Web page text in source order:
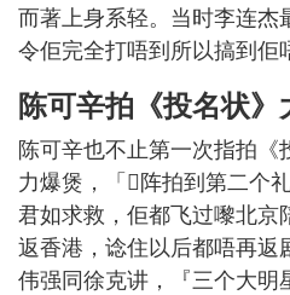
而著上身系轻。当时李连杰
令佢完全打唔到所以搞到佢
陈可辛拍《投名状》
陈可辛也不止第一次指拍《
力爆煲，「𠮶阵拍到第二个
君如求救，佢都飞过嚟北京
返香港，谂住以后都唔再返
伟强同徐克讲，『三个大明